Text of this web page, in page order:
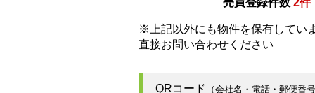
※上記以外にも物件を保有してい
直接お問い合わせください
QRコード （会社名・電話・郵便番